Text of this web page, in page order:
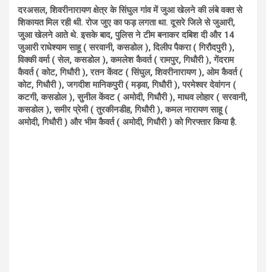
दरअसल, शिवरीनारायण क्षेत्र के सिंघुल गांव में जुआ खेलने की लंबे वक्त से
शिकायत मिल रही थी. रोज जुए का फड़ लगता था. दूसरे जिले से जुआरी,
जुआ खेलने आते थे. इसके बाद, पुलिस ने टीम बनाकर दबिश दी और 14
जुआरी राधेश्याम साहू ( सरवानी, कसडोल ), दिलीप पैकरा ( गिरौदपुरी ),
विक्की वर्मा ( सेल, कसडोल ), कमलेश कैवर्त ( रामपुर, गिधौरी ), गेंदराम
कैवर्त ( कोट, गिधौरी ), रतन केंवट ( सिंघुल, शिवरीनारायण ), ओम कैवर्त (
कोट, गिधौरी ), जगदीश मानिकपुरी ( मड़वा, गिधौरी ), परमेश्वर देवांगन (
कटगी, कसडोल ), सुनील केंवट ( अमोदी, गिधौरी ), माधव लोहार ( सरवानी,
कसडोल ), समीर प्रेमी ( तुरकीनडीह, गिधौरी ), कमल नारायण साहू (
अमोदी, गिधौरी ) और भीम कैवर्त ( अमोदी, गिधौरी ) को गिरफ्तार किया है.